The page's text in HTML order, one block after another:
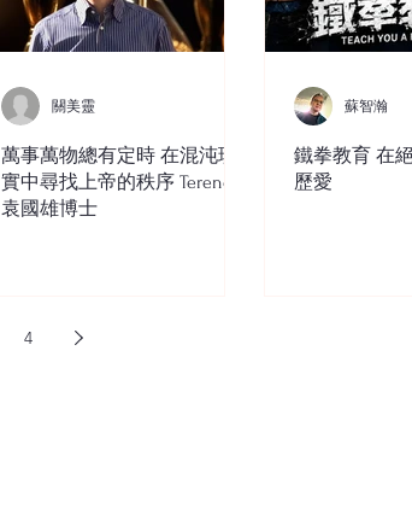
萬事萬物總有定時 在混沌現
實中尋找上帝的秩序 Terence
袁國雄博士
關美靈
鐵拳教育 在
歷愛
蘇智瀚
4